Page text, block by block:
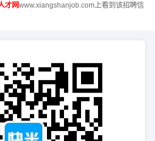
才网www.xiangshanjob.com上看到该招聘信